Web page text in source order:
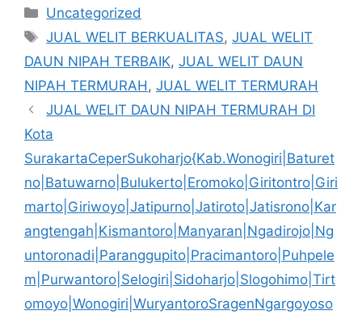
Kategori
Uncategorized
Tag
JUAL WELIT BERKUALITAS,JUAL WELIT
DAUN NIPAH TERBAIK, JUAL WELIT DAUN
NIPAH TERMURAH , JUAL WELIT TERMURAH
JUAL WELIT DAUN NIPAH TERMURAH DI
Kota
SurakartaCeperSukoharjo{Kab.Wonogiri|Baturet
no|Batuwarno|Bulukerto|Eromoko|Giritontro|Giri
marto|Giriwoyo|Jatipurno|Jatiroto|Jatisrono|Kar
angtengah|Kismantoro|Manyaran|Ngadirojo|Ng
untoronadi|Paranggupito|Pracimantoro|Puhpele
m|Purwantoro|Selogiri|Sidoharjo|Slogohimo|Tirt
omoyo|Wonogiri|WuryantoroSragenNgargoyoso